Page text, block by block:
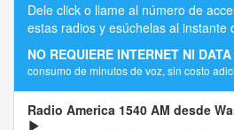
Dele click o llame al número de
estas radios y esúchelas al instante
NO REQUIERE INTERNET NI
consumo de minutos de voz, sin costo
Radio America 1540 AM desde